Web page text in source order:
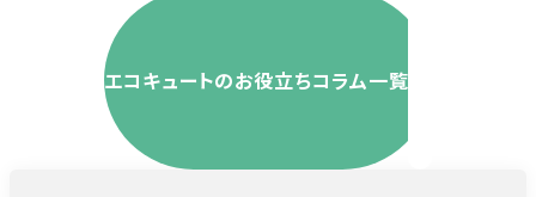
エコキュートのお役立ちコラム一覧